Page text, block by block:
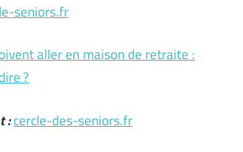
seniors.fr
aller en maison de retraite :
?
:cercle-des-seniors.fr